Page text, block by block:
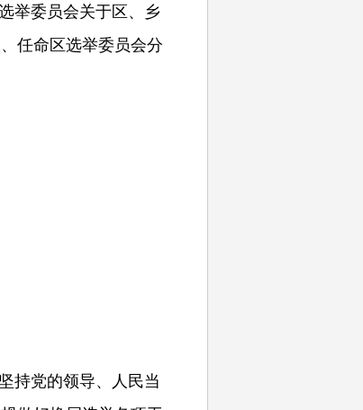
举委员会关于区、乡
任命区选举委员会分
持党的领导、人民当